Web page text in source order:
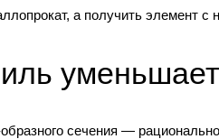
а получить элемент
сечения —